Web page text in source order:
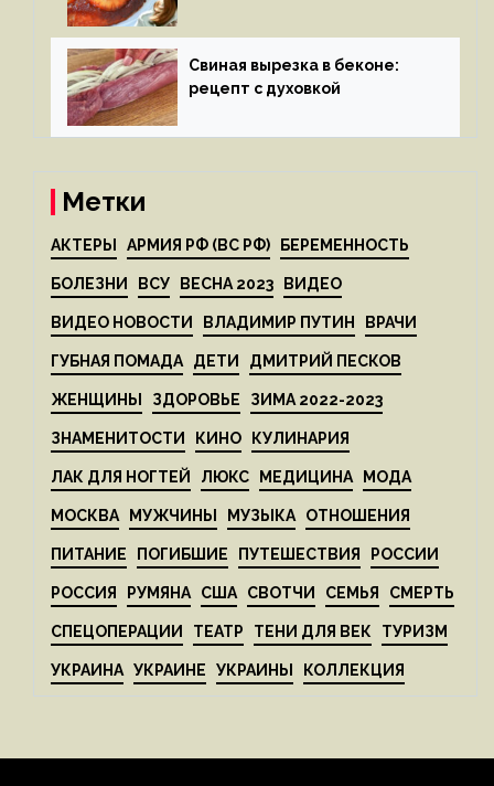
Свиная вырезка в беконе:
рецепт с духовкой
Метки
АКТЕРЫ АРМИЯ РФ (ВС РФ) БЕРЕМЕННОСТЬ
БОЛЕЗНИ ВСУ ВЕСНА 2023 ВИДЕО
ВИДЕО НОВОСТИ ВЛАДИМИР ПУТИН ВРАЧИ
ГУБНАЯ ПОМАДА ДЕТИ ДМИТРИЙ ПЕСКОВ
ЖЕНЩИНЫ ЗДОРОВЬЕ ЗИМА 2022-2023
ЗНАМЕНИТОСТИ КИНО КУЛИНАРИЯ
ЛАК ДЛЯ НОГТЕЙ ЛЮКС МЕДИЦИНА МОДА
МОСКВА МУЖЧИНЫ МУЗЫКА ОТНОШЕНИЯ
ПИТАНИЕ ПОГИБШИЕ ПУТЕШЕСТВИЯ РОССИИ
РОССИЯ РУМЯНА США СВОТЧИ СЕМЬЯ СМЕРТЬ
СПЕЦОПЕРАЦИИ ТЕАТР ТЕНИ ДЛЯ ВЕК ТУРИЗМ
УКРАИНА УКРАИНЕ УКРАИНЫ КОЛЛЕКЦИЯ